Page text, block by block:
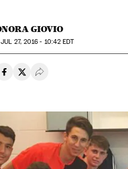
GIOVIO
JUL 27, 2016 - 10:42 EDT
en Whatsapp
Compartir en Facebook
Compartir en Twitter
Desplegar Redes